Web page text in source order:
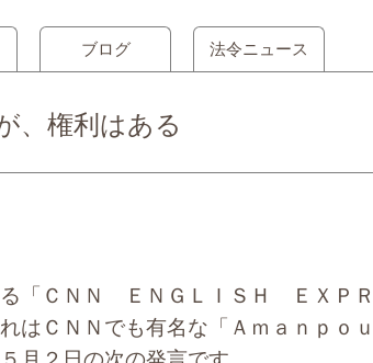
ブログ 法令ニュース
、権利はある
「ＣＮＮ ＥＮＧＬＩＳＨ ＥＸＰＲ
はＣＮＮでも有名な「Ａｍａｎｐｏ